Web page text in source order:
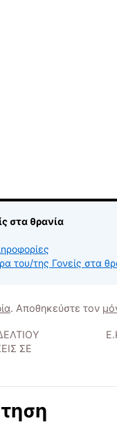
στα θρανία
του/της Γονείς στα
. Αποθηκεύστε τον
ΣΕ